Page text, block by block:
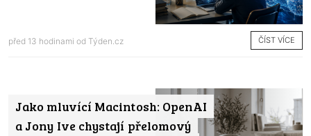
před 13 hodinami od Týden.cz ČÍST VÍCE
Jako mluvící Macintosh: OpenAI
a Jony Ive chystají přelomový